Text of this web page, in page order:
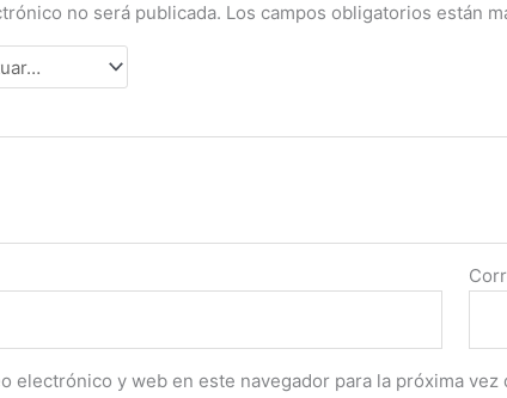
no será publicada. Los campos obligatorios están
electrónico y web en este navegador para la próxima vez